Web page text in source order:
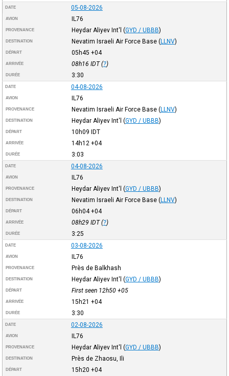
DATE 05-08-2026
AVION IL76
PROVENANCE Heydar Aliyev Int'l (GYD / UBBB)
DESTINATION Nevatim Israeli Air Force Base (LLNV)
DÉPART 05h45 +04
ARRIVÉE 08h16 IDT(?)
DURÉE 3:30
DATE 04-08-2026
AVION IL76
PROVENANCE Nevatim Israeli Air Force Base (LLNV)
DESTINATION Heydar Aliyev Int'l (GYD / UBBB)
DÉPART 10h09 IDT
ARRIVÉE 14h12 +04
DURÉE 3:03
DATE 04-08-2026
AVION IL76
PROVENANCE Heydar Aliyev Int'l (GYD / UBBB)
DESTINATION Nevatim Israeli Air Force Base (LLNV)
DÉPART 06h04+04
ARRIVÉE 08h29 IDT(?)
DURÉE 3:25
DATE 03-08-2026
AVION IL76
PROVENANCE Près de Balkhash
DESTINATION Heydar Aliyev Int'l (GYD / UBBB)
DÉPART First seen 12h50 +05
ARRIVÉE 15h21 +04
DURÉE 3:30
DATE 02-08-2026
AVION IL76
PROVENANCE Heydar Aliyev Int'l (GYD / UBBB)
DESTINATION Près de Zhaosu, Ili
DÉPART 15h20 +04